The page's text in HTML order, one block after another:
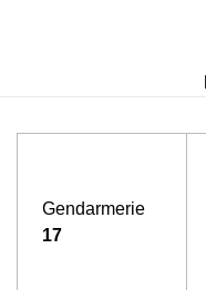
Gendarmerie
17